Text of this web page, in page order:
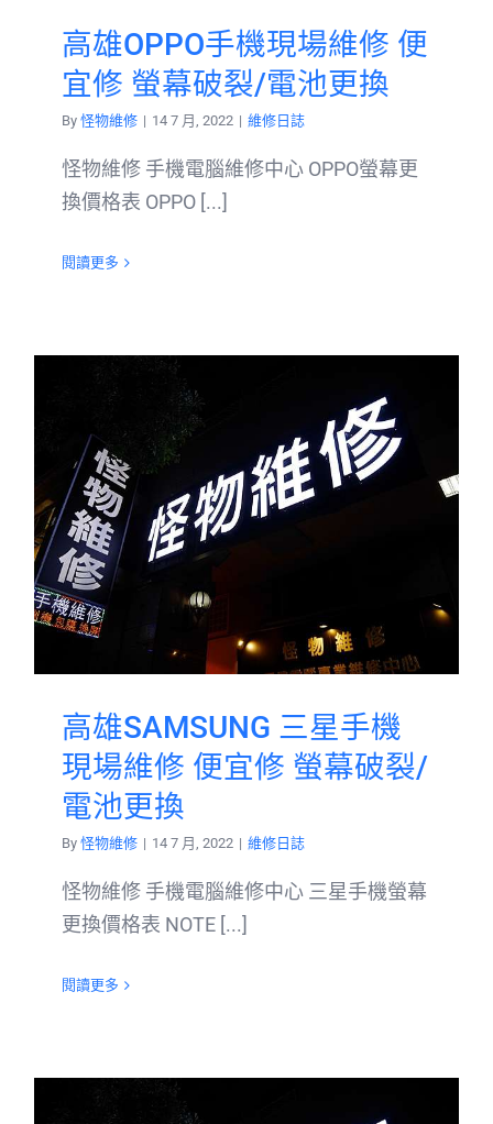
高雄OPPO手機現場維修 便
宜修 螢幕破裂/電池更換
By 怪物維修 | 14 7 月, 2022 | 維修日誌
怪物維修 手機電腦維修中心 OPPO螢幕更
換價格表 OPPO [...]
閱讀更多
高雄SAMSUNG 三星手機
現場維修 便宜修 螢幕破裂/
電池更換
By 怪物維修 | 14 7 月, 2022 | 維修日誌
怪物維修 手機電腦維修中心 三星手機螢幕
更換價格表 NOTE [...]
閱讀更多